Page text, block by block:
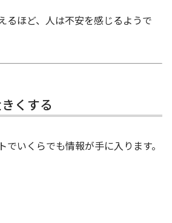
るほど、人は不安を感じるようで
くする
いくらでも情報が手に入ります。